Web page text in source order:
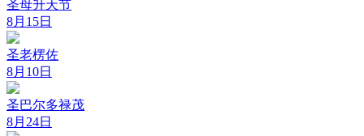
圣母升天节
8月15日
圣老楞佐
8月10日
圣巴尔多禄茂
8月24日